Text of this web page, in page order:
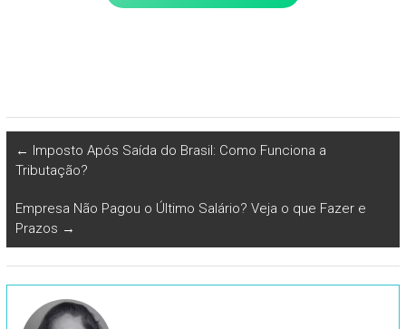
← Imposto Após Saída do Brasil: Como Funciona a
Tributação?
Empresa Não Pagou o Último Salário? Veja o que Fazer e
Prazos →